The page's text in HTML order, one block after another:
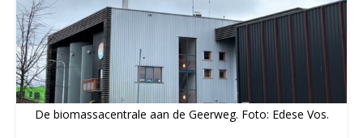
De biomassacentrale aan de Geerweg. Foto: Edese Vos.